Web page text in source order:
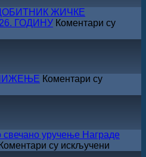
ЖИЧКЕ
ГОДИНУ Коментари су
Коментари су
уручење Награде
Коментари су искључени